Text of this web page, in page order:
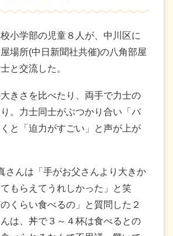
小学部の児童８人が、中川区に
場所(中日新聞社共催)の八角部屋
と交流した。
きさを比べたり、両手で力士の
。力士同士がぶつかり合い「バ
と「迫力がすごい」と声が上が
さんは「手がお父さんより大きか
もらえてうれしかった」と笑
くらい食べるの」と質問した２
は、丼で３～４杯は食べるとの